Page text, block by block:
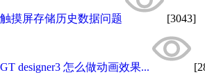
触摸屏存储历史数据问题 [3043]
GT designer3 怎么做动画效果...